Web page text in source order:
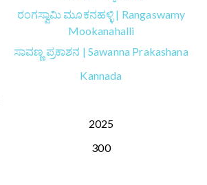
ರಂಗಸ್ವಾಮಿ ಮೂಕನಹಳ್ಳಿ | Rangaswamy
Mookanahalli
ಸಾವಣ್ಣ ಪ್ರಕಾಶನ | Sawanna Prakashana
Kannada
2025
300